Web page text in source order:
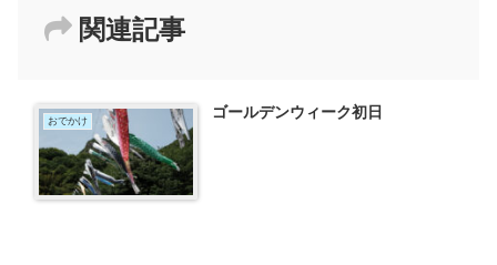
関連記事
おでかけ ゴールデンウィーク初日